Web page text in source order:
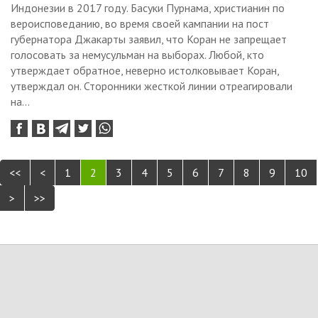
Индонезии в 2017 году. Басуки Пурнама, христианин по
вероисповеданию, во время своей кампании на пост
губернатора Джакарты заявил, что Коран не запрещает
голосовать за немусульман на выборах. Любой, кто
утверждает обратное, неверно истолковывает Коран,
утверждал он. Сторонники жесткой линии отреагировали
на...
<< < 1 2 3 4 5 6 7 8 9
10
>
>>